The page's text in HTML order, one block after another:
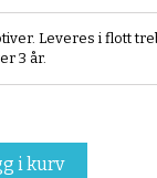
Leveres i flott
3 år.
i kurv